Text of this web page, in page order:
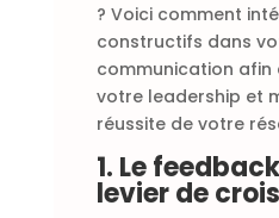
? Voici comment
constructifs dans
communication afin
votre leadership et
réussite de votre
1. Le
levier de